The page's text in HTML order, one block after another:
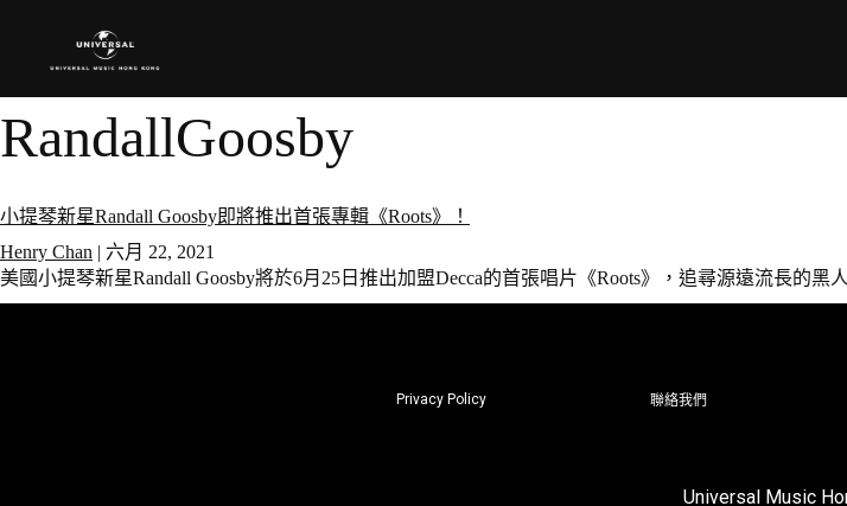
RandallGoosby
小提琴新星Randall Goosby即將推出首張專輯《Roots》！
Henry Chan | 六月 22, 2021
美國小提琴新星Randall Goosby將於6月25日推出加盟Decca的首張唱片《Roots》，追尋源遠流長的黑
Privacy Policy 聯絡我們
Universal Music